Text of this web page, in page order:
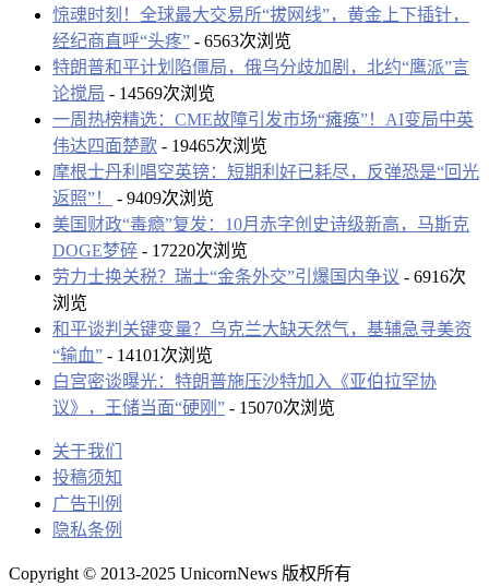
惊魂时刻！全球最大交易所“拔网线”，黄金上下插针，
经纪商直呼“头疼” - 6563次浏览
特朗普和平计划陷僵局，俄乌分歧加剧，北约“鹰派”言
论搅局 - 14569次浏览
一周热榜精选：CME故障引发市场“瘫痪”！AI变局中英
伟达四面楚歌 - 19465次浏览
摩根士丹利唱空英镑：短期利好已耗尽，反弹恐是“回光
返照”！
- 9409次浏览
美国财政“毒瘾”复发：10月赤字创史诗级新高，马斯克
DOGE梦碎 - 17220次浏览
劳力士换关税？瑞士“金条外交”引爆国内争议 - 6916次
浏览
和平谈判关键变量？乌克兰大缺天然气，基辅急寻美资
“输血” - 14101次浏览
白宫密谈曝光：特朗普施压沙特加入《亚伯拉罕协
议》，王储当面“硬刚” - 15070次浏览
关于我们
投稿须知
广告刊例
隐私条例
Copyright © 2013-2025 UnicornNews 版权所有